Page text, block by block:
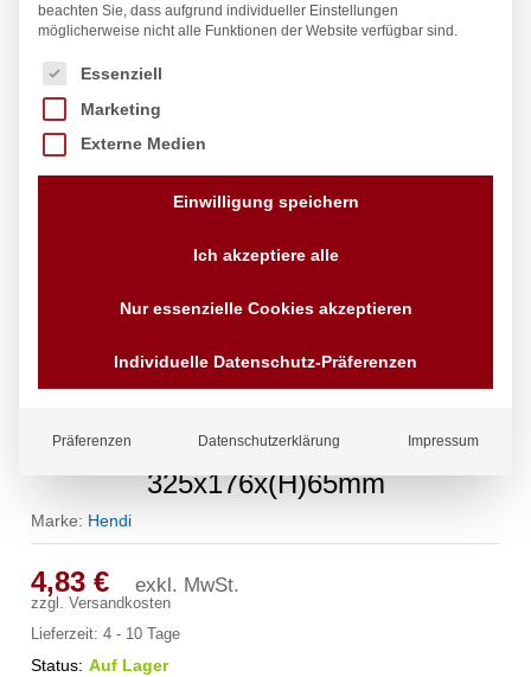
Budget Line, GN 1/3, 2,5L,
325x176x(H)65mm
Marke: Hendi
4,83€ exkl. MwSt.
zzgl.Versandkosten
Lieferzeit:4 - 10 Tage
Status: Auf Lager
beachten Sie, dass aufgrund individueller Einstellungen
möglicherweise nicht alle Funktionen der Website verfügbar sind.
Es folgt eine Liste der Service-Gruppen, für die eine
Essenziell
Marketing
Externe Medien
Einwilligung speichern
Ich akzeptiere alle
Nur essenzielle Cookies akzeptieren
Individuelle Datenschutz-Präferenzen
Präferenzen Datenschutzerklärung Impressum